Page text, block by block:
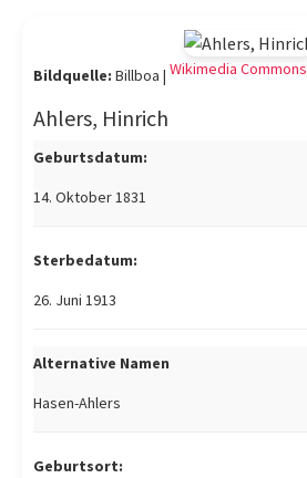
Ahlers, Hinrich
Geburtsdatum:
14. Oktober 1831
Sterbedatum:
26. Juni 1913
Alternative Namen
Hasen-Ahlers
Geburtsort:
Bildquelle: Billboa | Wikimedia Commons